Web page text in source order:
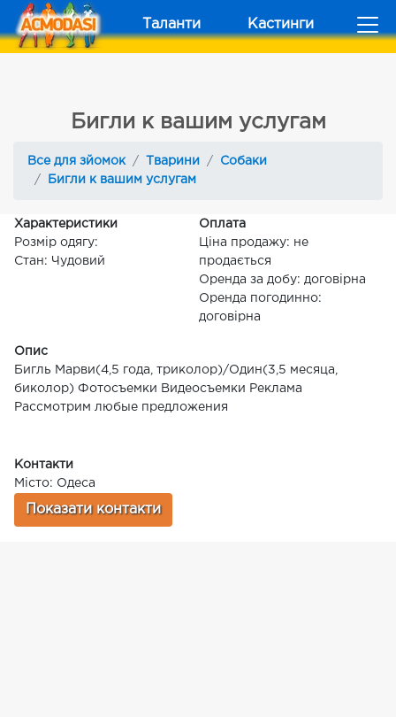
Таланти Кастинги
Бигли к вашим услугам
Все для зйомок Тварини
Собаки
Бигли к вашим услугам
Характеристики
Розмір одягу:
Стан: Чудовий
Оплата
Ціна продажу: не
продається
Оренда за добу: договірна
Оренда погодинно:
договірна
Опис
Бигль Марви(4,5 года, триколор)/Один(3,5 месяца,
биколор) Фотосъемки Видеосъемки Реклама
Рассмотрим любые предложения
Контакти
Місто: Одеса
Показати контакти